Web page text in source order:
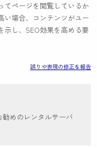
てページを閲覧しているか
い場合、コンテンツがユー
示し、SEO効果を高める要
誤りや表現の修正を報告
めのレンタルサーバ